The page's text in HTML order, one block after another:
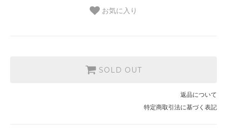
お気に入り
SOLD OUT
返品について
特定商取引法に基づく表記